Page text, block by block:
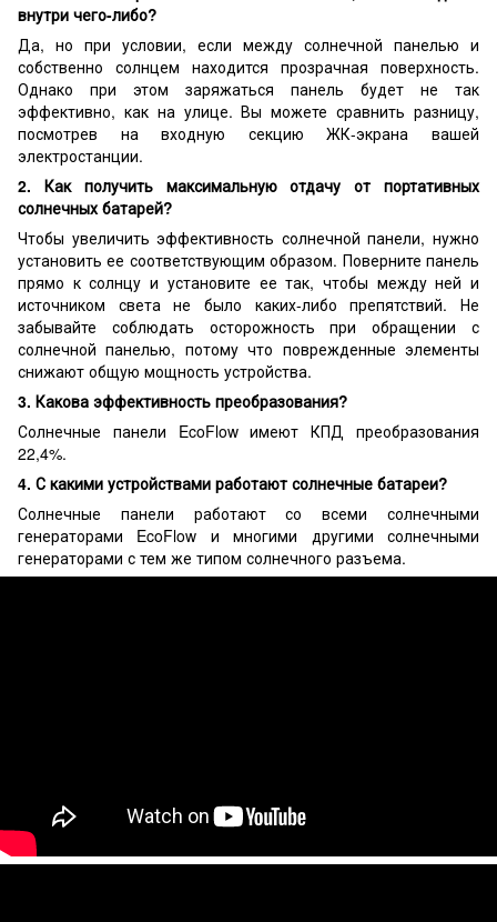
внутри чего-либо?
Да, но при условии, если между солнечной панелью и
собственно солнцем находится прозрачная поверхность.
Однако при этом заряжаться панель будет не так
эффективно, как на улице. Вы можете сравнить разницу,
посмотрев на входную секцию ЖК-экрана вашей
электростанции.
2. Как получить максимальную отдачу от портативных
солнечных батарей?
Чтобы увеличить эффективность солнечной панели, нужно
установить ее соответствующим образом. Поверните панель
прямо к солнцу и установите ее так, чтобы между ней и
источником света не было каких-либо препятствий. Не
забывайте соблюдать осторожность при обращении с
солнечной панелью, потому что поврежденные элементы
снижают общую мощность устройства.
3. Какова эффективность преобразования?
Солнечные панели EcoFlow имеют КПД преобразования
22,4%.
4. С какими устройствами работают солнечные батареи?
Солнечные панели работают со всеми солнечными
генераторами EcoFlow и многими другими солнечными
генераторами с тем же типом солнечного разъема.